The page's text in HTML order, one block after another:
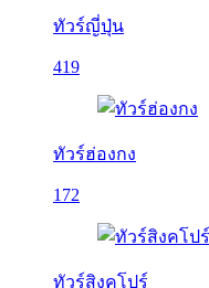
ทัวร์ญี่ปุ่น
419
ทัวร์ฮ่องกง
172
ทัวร์สิงคโปร์